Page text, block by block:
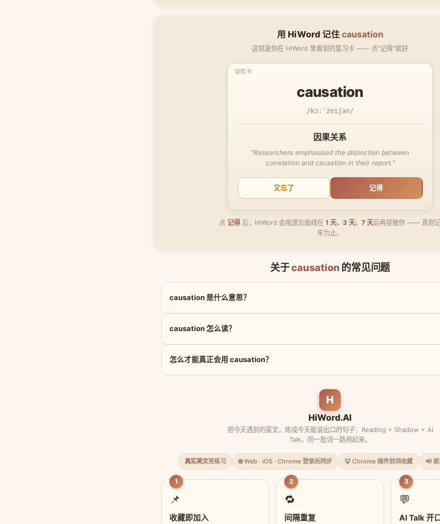
用 HiWord 记住causation
这就是你在 HiWord 里看到的复习卡 —— 点"记得"就好
causation
/kɔːˈzeɪʃən/
因果关系
"Researchers emphasised the distinction between
correlation and causation in their report."
又忘了 记得
点 记得 后，HiWord 会按遗忘曲线在 1 天、3 天、7 天后再提醒你 —— 直到
牢为止。
关于causation 的常见问题
causation 是什么意思？
causation 怎么读？
怎么才能真正会用 causation？
H
HiWord.AI
把今天遇到的英文，练成今天能说出口的句子：Reading × Shadow × AI
Talk，同一批词一路用起来。
真实英文变练习 🌐 Web · iOS · Chrome 登录后同步 🦊 Chrome 插件划词收藏 🔊
1
📌
收藏即加入
2
🔁
间隔重复
3
💬
AI Talk 开